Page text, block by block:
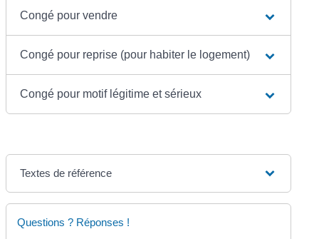
Congé pour vendre
Congé pour reprise (pour habiter le logement)
Congé pour motif légitime et sérieux
Textes de référence
Questions ? Réponses !